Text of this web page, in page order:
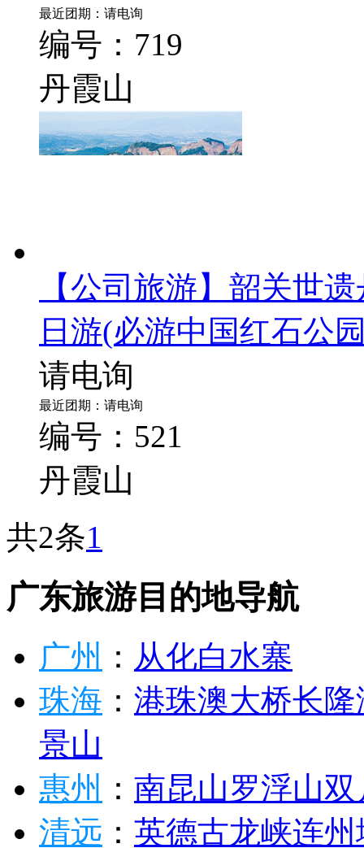
韶关南华寺祈福、丹
丹霞山)
请电询
最近团期：请电询
编号：719
【公司旅游】韶关世
日游 (必游中国红石公
请电询
最近团期：请电询
编号：521
丹霞山
共2条1
广东旅游目的地导航
广州 ： 从化 白水寨
珠海 ： 港珠澳大桥长